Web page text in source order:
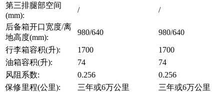
第三排腿部空间
(mm):
/
/
后备箱开口宽度/离
地高度(mm):
980/640 980/640
行李箱容积(升): 1700
1700
油箱容积(升):
74
74
风阻系数:
0.256
0.256
保修里程(公里):
三年或6万公里 三年或6万公里